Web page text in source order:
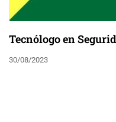
Tecnólogo en
30/08/2023